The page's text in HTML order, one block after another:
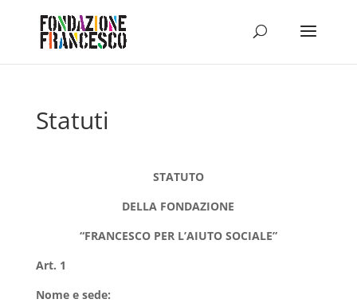
Statuti
STATUTO
DELLA FONDAZIONE
“FRANCESCO PER L’AIUTO SOCIALE”
Art. 1
Nome e sede: